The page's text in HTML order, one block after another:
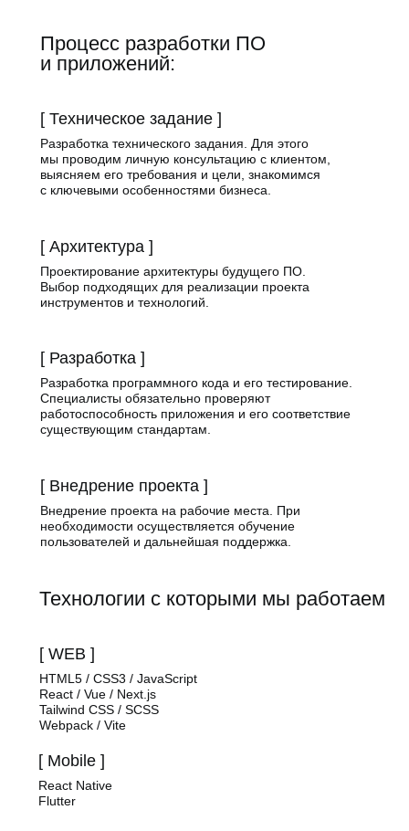
Разработка технического задания. Для этого
мы проводим личную консультацию с клиентом,
выясняем его требования и цели, знакомимся
с ключевыми особенностями бизнеса.
[ Техническое задание ]
[ Архитектура ]
Проектирование архитектуры будущего ПО.
Выбор подходящих для реализации проекта
инструментов и технологий.
Внедрение проекта на рабочие места. При
необходимости осуществляется обучение
пользователей и дальнейшая поддержка.
[ Внедрение проекта ]
[ Разработка ]
Разработка программного кода и его тестирование.
Специалисты обязательно проверяют
работоспособность приложения и его соответствие
существующим стандартам.
Процесс разработки ПО
и приложений:
Технологии с которыми мы работаем
React Native
Flutter
[ Mobile ]
[ WEB ]
HTML5 / CSS3 / JavaScript
React / Vue / Next.js
Tailwind CSS / SCSS
Webpack / Vite